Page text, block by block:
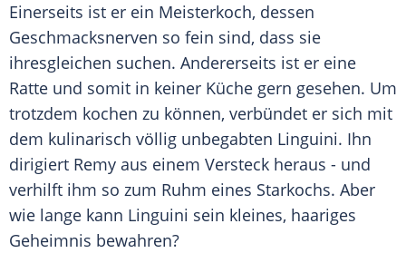
Einerseits ist er ein Meisterkoch, dessen
Geschmacksnerven so fein sind, dass sie
ihresgleichen suchen. Andererseits ist er eine
Ratte und somit in keiner Küche gern gesehen. Um
trotzdem kochen zu können, verbündet er sich mit
dem kulinarisch völlig unbegabten Linguini. Ihn
dirigiert Remy aus einem Versteck heraus - und
verhilft ihm so zum Ruhm eines Starkochs. Aber
wie lange kann Linguini sein kleines, haariges
Geheimnis bewahren?